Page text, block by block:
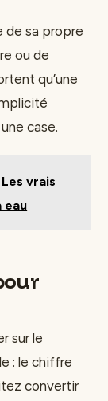
de sa propre
ou de
qu’une
case.
vrais
eau
sur le
: le chiffre
convertir